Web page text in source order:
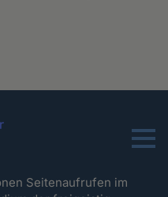
Menu
Seitenaufrufen im